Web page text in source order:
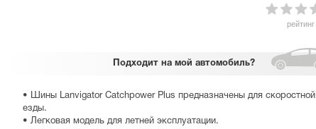
рейтинг
Подходит на мой автомобиль?
• Шины Lanvigator Catchpower Plus предназначены для скоростной
езды.
• Легковая модель для летней эксплуатации.